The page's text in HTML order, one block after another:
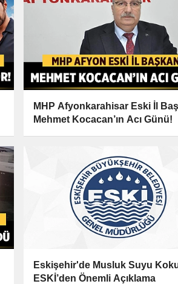
MHP Afyonkarahisar Eski İl
Mehmet Kocacan’ın Acı Günü!
Eskişehir'de Musluk Suyu
ESKİ’den Önemli Açıklama